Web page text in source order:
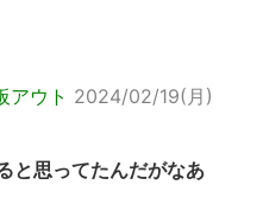
アウト 2024/02/19(月)
と思ってたんだがなあ